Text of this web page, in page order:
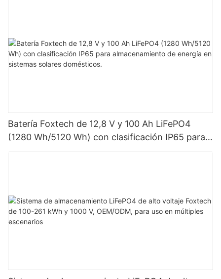
Batería Foxtech de 12,8 V y 100 Ah LiFePO4
(1280 Wh/5120 Wh) con clasificación IP65 para
almacenamiento de energía en sistemas solares